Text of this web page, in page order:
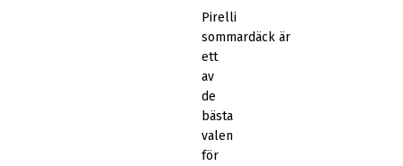
Pirelli
sommardäck är
ett
av
de
bästa
valen
för